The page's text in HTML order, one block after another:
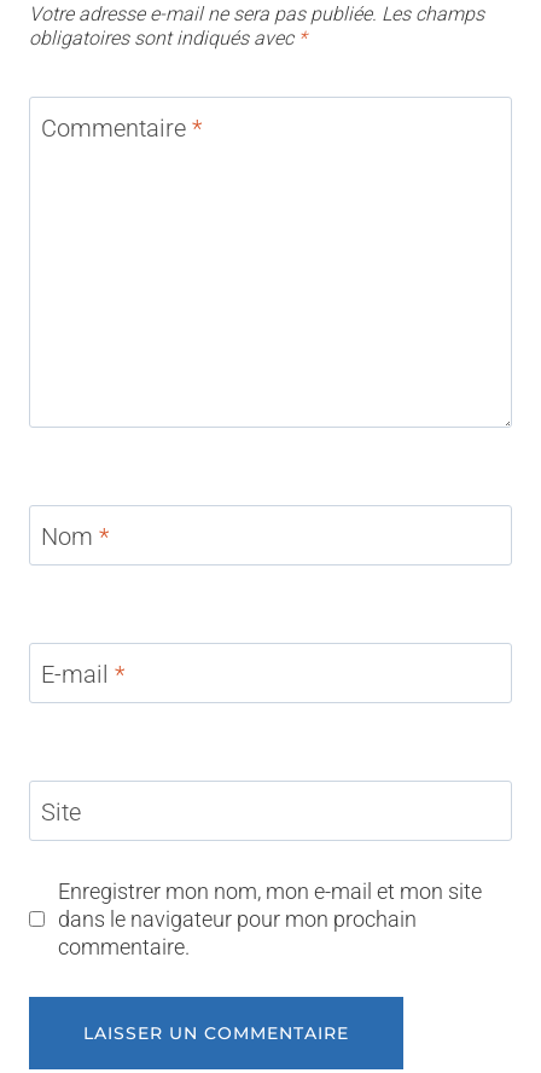
Votre adresse e-mail ne sera pas publiée. Les champs
obligatoires sont indiqués avec *
Commentaire *
Nom *
E-mail *
Site
Enregistrer mon nom, mon e-mail et mon site
dans le navigateur pour mon prochain
commentaire.